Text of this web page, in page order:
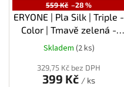
559 Kč –28 %
ERYONE | Pla Silk | Triple -
Color | Tmavě zelená -
modrá - černá | 1.75mm |
Skladem (2 ks)
329,75 Kč bez DPH
399 Kč / ks